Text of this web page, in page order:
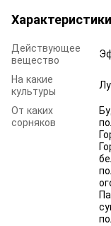
Характеристики
Действующее
вещество
На какие
культуры
От каких
сорняков